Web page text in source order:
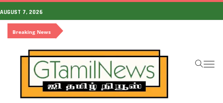
AUGUST 7, 2026
Breaking News